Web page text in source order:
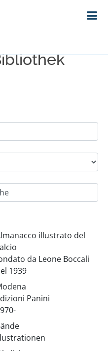
im Bestand
illustrato del
da Leone Boccali
1939
Panini